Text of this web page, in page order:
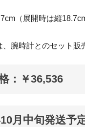
（展開時は縦
腕時計とのセット販
：￥36,536
月中旬発送予